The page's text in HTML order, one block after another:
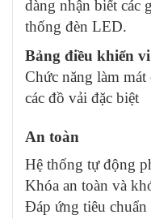
dàng nhận biết các
thống đèn LED.
Bảng điều khiển
Chức năng làm
các đồ vải đặc biệt
An toàn
Hệ thống tự động
Khóa an toàn và
Đáp ứng tiêu chuẩn